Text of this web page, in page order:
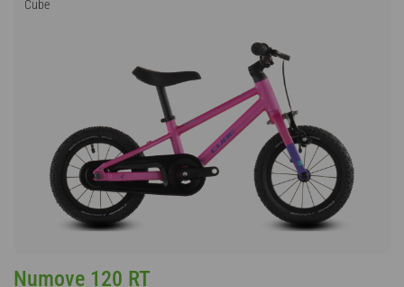
Numove 120 RT
Cube